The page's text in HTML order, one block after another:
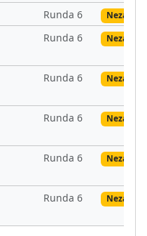
Runda 6
Runda 6
Runda 6
Runda 6
Runda 6
Runda 6